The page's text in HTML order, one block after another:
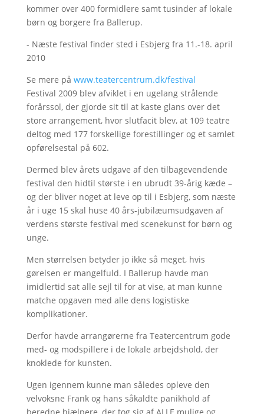
kommer over 400 formidlere samt tusinder af lokale
børn og borgere fra Ballerup.
- Næste festival finder sted i Esbjerg fra 11.-18. april
2010
Se mere på www.teatercentrum.dk/festival
Festival 2009 blev afviklet i en ugelang strålende
forårssol, der gjorde sit til at kaste glans over det
store arrangement, hvor slutfacit blev, at 109 teatre
deltog med 177 forskellige forestillinger og et samlet
opførelsestal på 602.
Dermed blev årets udgave af den tilbagevendende
festival den hidtil største i en ubrudt 39-årig kæde –
og der bliver noget at leve op til i Esbjerg, som næste
år i uge 15 skal huse 40 års-jubilæumsudgaven af
verdens største festival med scenekunst for børn og
unge.
Men størrelsen betyder jo ikke så meget, hvis
gørelsen er mangelfuld. I Ballerup havde man
imidlertid sat alle sejl til for at vise, at man kunne
matche opgaven med alle dens logistiske
komplikationer.
Derfor havde arrangørerne fra Teatercentrum gode
med- og modspillere i de lokale arbejdshold, der
knoklede for kunsten.
Ugen igennem kunne man således opleve den
velvoksne Frank og hans såkaldte panikhold af